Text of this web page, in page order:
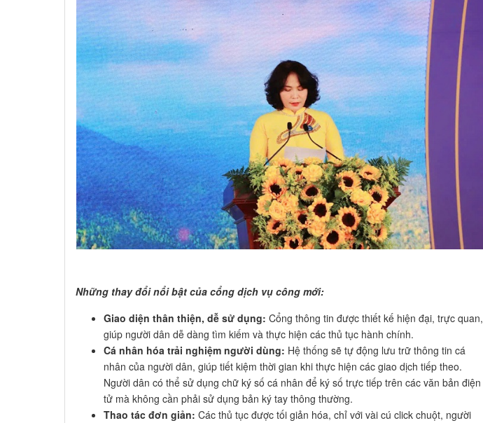
​Những thay đổi nổi bật của cổng dịch vụ công mới:
Giao diện thân thiện, dễ sử dụng: Cổng thông tin được thiết kế hiện đại, trực quan,
giúp người dân dễ dàng tìm kiếm và thực hiện các thủ tục hành chính.
Cá nhân hóa trải nghiệm người dùng: Hệ thống sẽ tự động lưu trữ thông tin cá
nhân của người dân, giúp tiết kiệm thời gian khi thực hiện các giao dịch tiếp theo.
Người dân có thể sử dụng chữ ký số cá nhân để ký số trực tiếp trên các văn bản điện
tử mà không cần phải sử dụng bản ký tay thông thường.
Thao tác đơn giản: Các thủ tục được tối giản hóa, chỉ với vài cú click chuột, người